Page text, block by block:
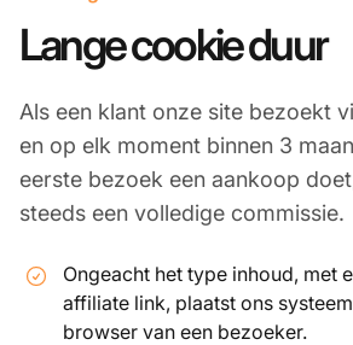
Lange cookie duur
Als een klant onze site bezoekt
en op elk moment binnen 3
eerste bezoek een aankoop
steeds een volledige commissie.
Ongeacht het type inhoud, met
affiliate link, plaatst ons
browser van een bezoeker.